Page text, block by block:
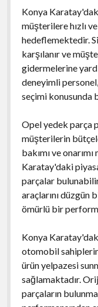
Konya
müşterilere hızlı
hedeflemektedir.
karşılanır ve
gidermelerine
deneyimli
seçimi konusunda
Opel yedek parça
müşterilerin
bakımı ve
Karatay'daki
parçalar
araçlarını düzgün
ömürlü bir
Konya
otomobil
ürün yelpazesi
sağlamaktadır.
parçaların